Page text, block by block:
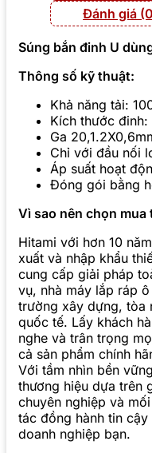
Đánh giá
Súng bắn đinh U
Thông số kỹ thuật:
Khả năng tải:
Kích thước đinh:
Ga
Chỉ với đầu nối
Áp suất hoạt
Đóng gói bằng
Vì sao nên chọn mua
Hitami với hơn 10
xuất và nhập khẩu
cung cấp giải pháp
vụ, nhà máy lắp ráp
trường xây dựng, tòa
quốc tế. Lấy khách
nghe và trân trọng
cả sản phẩm chính
Với tầm nhìn bền
thương hiệu dựa trên
chuyên nghiệp và
tác đồng hành tin
doanh nghiệp bạn.